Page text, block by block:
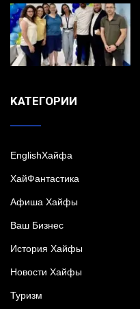
KАТЕГОРИИ
EnglishХайфа
XайФантастика
Афиша Хайфы
Ваш Бизнес
История Хайфы
Новости Хайфы
Туризм